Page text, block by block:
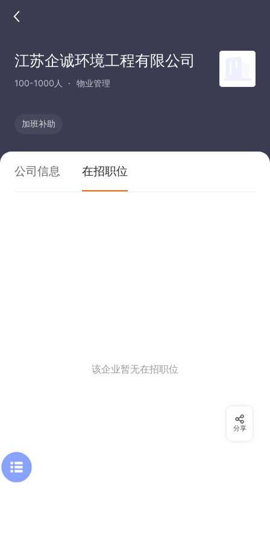
江苏企诚环境工程有限公司
100-1000人 物业管理
加班补助
公司信息 在招职位
该企业暂无在招职位
分享